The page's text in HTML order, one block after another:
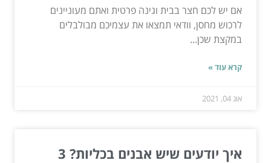
אם יש לכם חצר בבית וגינה פרטית ואתם מעוניינים
לרכוש מחסן, וודאי תמצאו את עצמיכם מבולבלים
במקצת שכן...
קרא עוד »
אוג 04, 2021
איך יודעים שיש אבנים בכליות? 3